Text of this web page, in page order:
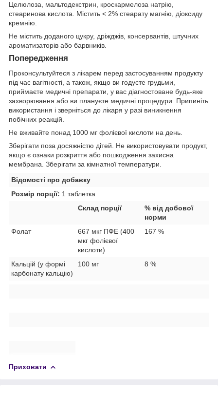
Целюлоза, мальтодекстрин, кроскармелоза натрію,
стеаринова кислота. Містить < 2% стеарату магнію, діоксиду
кремнію.
Не містить доданого цукру, дріжджів, консервантів, штучних
ароматизаторів або барвників.
Попередження
Проконсультуйтеся з лікарем перед застосуванням продукту
під час вагітності, а також, якщо ви годуєте грудьми,
приймаєте медичні препарати, у вас діагностоване будь-яке
захворювання або ви плануєте медичні процедури. Припиніть
використання і зверніться до лікаря у разі виникнення
побічних реакцій.
Не вживайте понад 1000 мг фолієвої кислоти на день.
Зберігати поза досяжністю дітей. Не використовувати продукт,
якщо є ознаки розкриття або пошкодження захисна
мембрана. Зберігати за кімнатної температури.
Відомості про добавку
Розмір порції: 1 таблетка
Склад порції
% від добової
норми
Фолат
667 мкг ПФЕ (400
мкг фолієвої
кислоти)
167 %
Кальцій (у формі
карбонату кальцію)
100 мг 8 %
Приховати